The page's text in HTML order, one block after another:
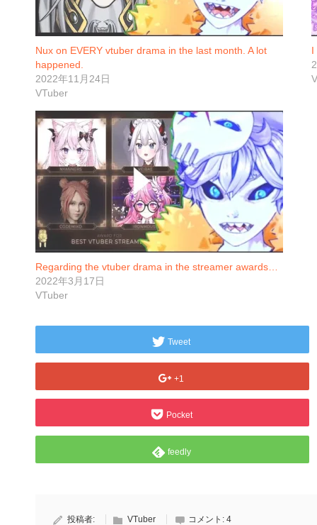
Nux on EVERY vtuber drama in the last month. A lot
happened.
2022年11月24日
VTuber
I
Regarding the vtuber drama in the streamer awards…
2022年3月17日
VTuber
Tweet
+1
Pocket
feedly
投稿者: VTuber コメント: 4